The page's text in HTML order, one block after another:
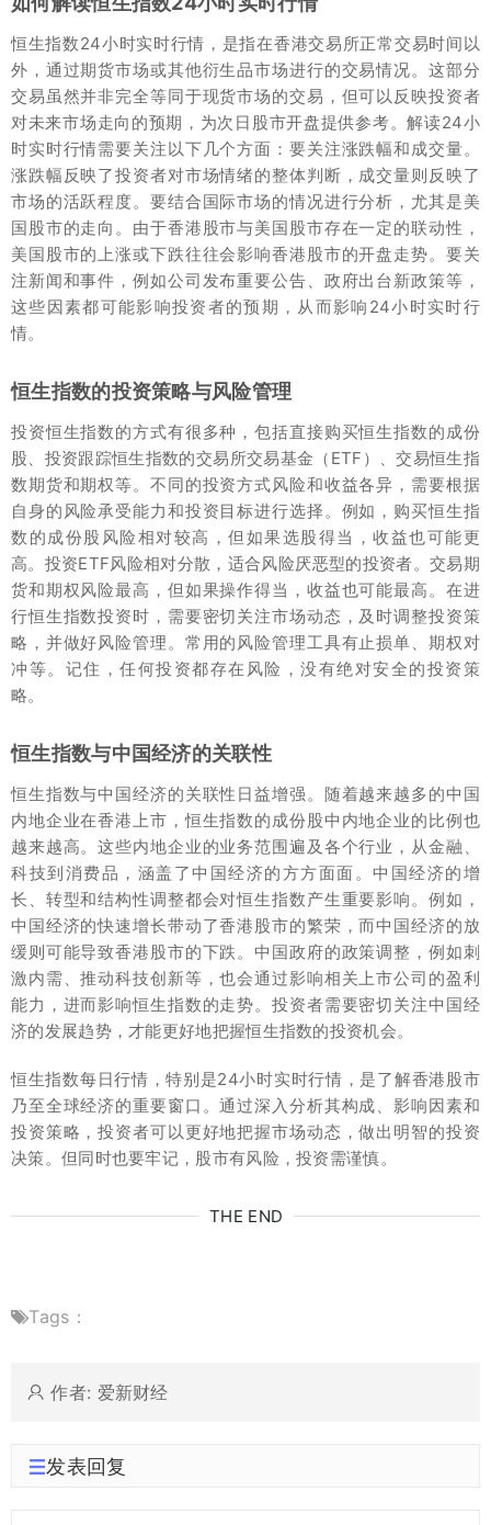
恒生指数24小时实时行情，是指在香港交易所正常交易时间以
外，通过期货市场或其他衍生品市场进行的交易情况。这部分
交易虽然并非完全等同于现货市场的交易，但可以反映投资者
对未来市场走向的预期，为次日股市开盘提供参考。解读24小
时实时行情需要关注以下几个方面：要关注涨跌幅和成交量。
涨跌幅反映了投资者对市场情绪的整体判断，成交量则反映了
市场的活跃程度。要结合国际市场的情况进行分析，尤其是美
国股市的走向。由于香港股市与美国股市存在一定的联动性，
美国股市的上涨或下跌往往会影响香港股市的开盘走势。要关
注新闻和事件，例如公司发布重要公告、政府出台新政策等，
这些因素都可能影响投资者的预期，从而影响24小时实时行
情。
恒生指数的投资策略与风险管理
投资恒生指数的方式有很多种，包括直接购买恒生指数的成份
股、投资跟踪恒生指数的交易所交易基金（ETF）、交易恒生指
数期货和期权等。不同的投资方式风险和收益各异，需要根据
自身的风险承受能力和投资目标进行选择。例如，购买恒生指
数的成份股风险相对较高，但如果选股得当，收益也可能更
高。投资ETF风险相对分散，适合风险厌恶型的投资者。交易期
货和期权风险最高，但如果操作得当，收益也可能最高。在进
行恒生指数投资时，需要密切关注市场动态，及时调整投资策
略，并做好风险管理。常用的风险管理工具有止损单、期权对
冲等。记住，任何投资都存在风险，没有绝对安全的投资策
略。
恒生指数与中国经济的关联性
恒生指数与中国经济的关联性日益增强。随着越来越多的中国
内地企业在香港上市，恒生指数的成份股中内地企业的比例也
越来越高。这些内地企业的业务范围遍及各个行业，从金融、
科技到消费品，涵盖了中国经济的方方面面。中国经济的增
长、转型和结构性调整都会对恒生指数产生重要影响。例如，
中国经济的快速增长带动了香港股市的繁荣，而中国经济的放
缓则可能导致香港股市的下跌。中国政府的政策调整，例如刺
激内需、推动科技创新等，也会通过影响相关上市公司的盈利
能力，进而影响恒生指数的走势。投资者需要密切关注中国经
济的发展趋势，才能更好地把握恒生指数的投资机会。
恒生指数每日行情，特别是24小时实时行情，是了解香港股市
乃至全球经济的重要窗口。通过深入分析其构成、影响因素和
投资策略，投资者可以更好地把握市场动态，做出明智的投资
决策。但同时也要牢记，股市有风险，投资需谨慎。
THE END
Tags：
作者: 爱新财经
发表回复